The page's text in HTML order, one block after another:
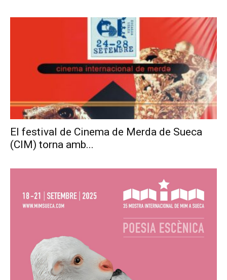
El festival de Cinema de Merda de Sueca
(CIM) torna amb...